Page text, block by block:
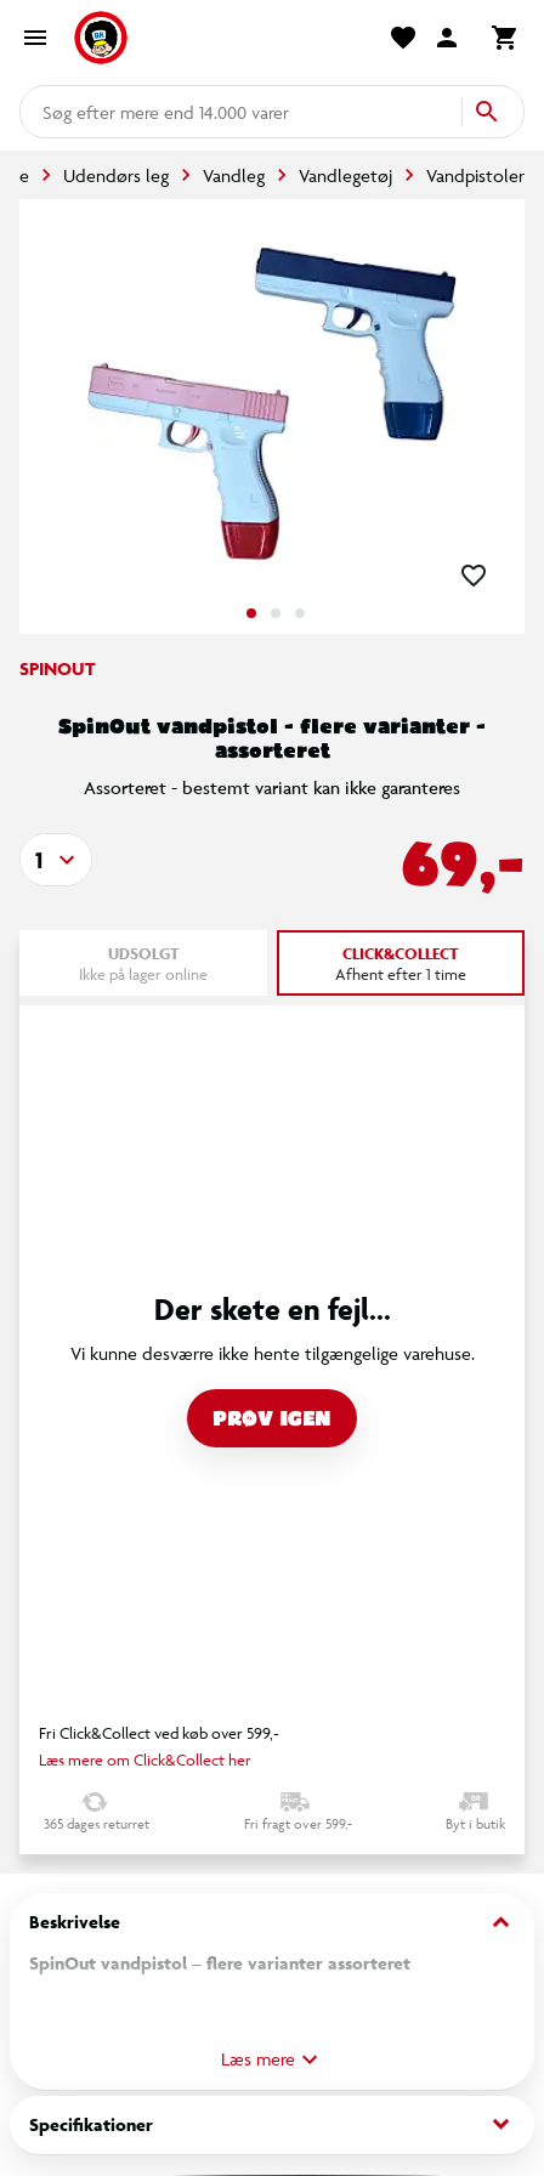
mere end 14.000 varer
Udendørs leg Vandleg Vandlegetøj Vandpistoler
SPINOUT
SpinOut vandpistol - flere varianter -
assorteret
Assorteret - bestemt variant kan ikke garanteres
69,-
1
UDSOLGT
Ikke på lager online
CLICK&COLLECT
Afhent efter 1 time
Der skete en fejl...
Vi kunne desværre ikke hente tilgængelige varehuse.
PRØV IGEN
Fri Click&Collect ved køb over 599,-
Læs mere om Click&Collect her
365 dages returret Fri fragt over 599,- Byt i butik
Beskrivelse keyboard_arrow_down
SpinOut vandpistol – flere varianter assorteret
Den er designet til sjove vandkampe og passer perfekt til
børn, der elsker udendørs leg på varme dage.
Vandpistolen er nem at fylde og bruge, så legen hurtigt kan gå
Læs mere
Specifikationer keyboard_arrow_down